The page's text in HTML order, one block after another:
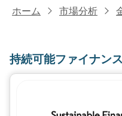
ホーム 市場分析
持続可能ファイナン